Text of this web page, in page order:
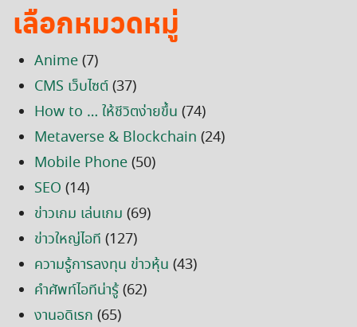
เลือกหมวดหมู่
Anime(7)
CMS เว็บไซต์(37)
How to … ให้ชีวิตง่ายขึ้น (74)
Metaverse & Blockchain (24)
Mobile Phone(50)
SEO (14)
ข่าวเกม เล่นเกม (69)
ข่าวใหญ่ไอที (127)
ความรู้การลงทุน ข่าวหุ้น (43)
คำศัพท์ไอทีน่ารู้(62)
งานอดิเรก (65)